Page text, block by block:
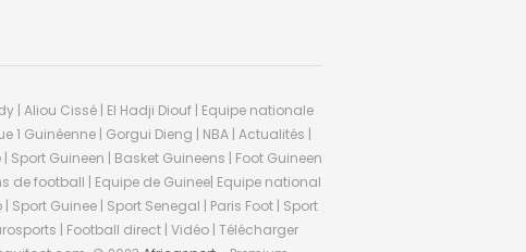
| Aliou Cissé | El Hadji Diouf | Equipe nationale
Guinéenne | Gorgui Dieng | NBA | Actualités |
Sport Guineen | Basket Guineens | Foot Guineen
de football | Equipe de Guinee| Equipe national
Sport Guinee | Sport Senegal | Paris Foot | Sport
| Football direct | Vidéo | Télécharger